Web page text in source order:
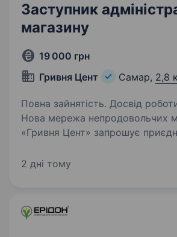
Заступник
магазину
19 000 грн
Гривня Цент
Самар, 2,8
Повна зайнятість. Досвід
Нова мережа непродовольчих
«Гривня Цент» запрошує
цілеспрямованого «Заступника
2 дні тому